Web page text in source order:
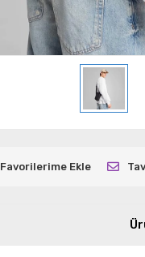
Favorilerime Ekle